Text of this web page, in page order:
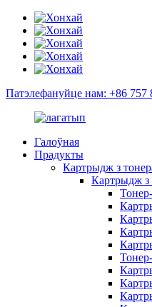
Патэлефануйце нам: +86 757
Галоўная
Прадукты
Картрыдж з
Картрыдж з